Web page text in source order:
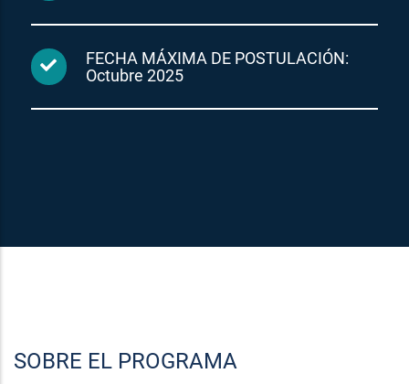
FECHA MÁXIMA DE POSTULACIÓN:
Octubre 2025
SOBRE EL PROGRAMA